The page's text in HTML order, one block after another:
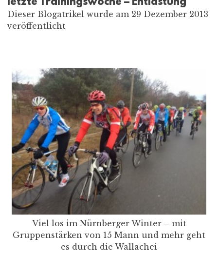
Dieser Blogatrikel wurde am 29 Dezember 2013
veröffentlicht
Viel los im Nürnberger Winter – mit
Gruppenstärken von 15 Mann und mehr geht
es durch die Wallachei